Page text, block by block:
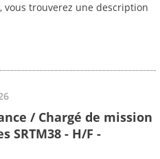
vous trouverez une description
/ Chargé de mission
SRTM38 - H/F -